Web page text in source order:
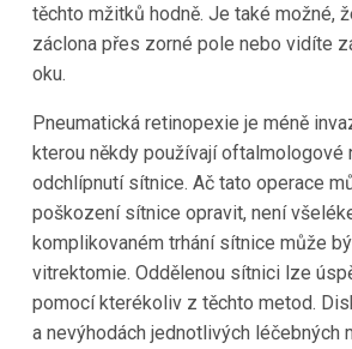
těchto mžitků hodně. Je také možné,
záclona přes zorné pole nebo vidíte
oku.
Pneumatická retinopexie je méně
kterou někdy používají oftalmologové
odchlípnutí sítnice. Ač tato operace
poškození sítnice opravit, není
komplikovaném trhání sítnice může
vitrektomie. Oddělenou sítnici lze
pomocí kterékoliv z těchto metod.
a nevýhodách jednotlivých léčebných